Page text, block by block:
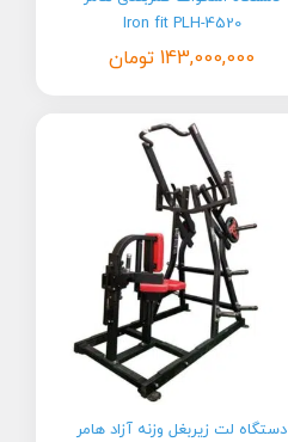
Iron fit PLH-4520
143,000,000 تومان
دستگاه لت زیربغل وزنه آزاد هامر